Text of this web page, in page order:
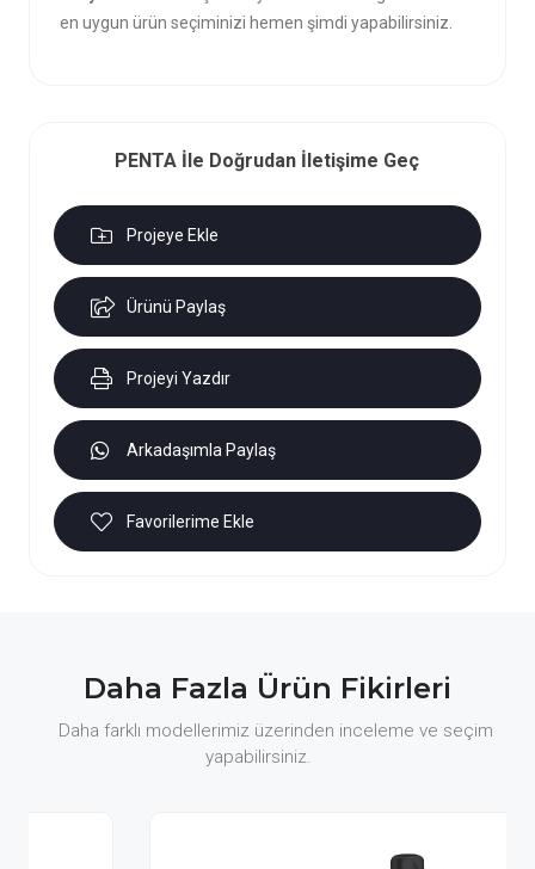
en uygun ürün seçiminizi hemen şimdi yapabilirsiniz.
PENTA İle Doğrudan İletişime Geç
Projeye Ekle
Ürünü Paylaş
Projeyi Yazdır
Arkadaşımla Paylaş
Favorilerime Ekle
Daha Fazla Ürün Fikirleri
Daha farklı modellerimiz üzerinden inceleme ve seçim
yapabilirsiniz.